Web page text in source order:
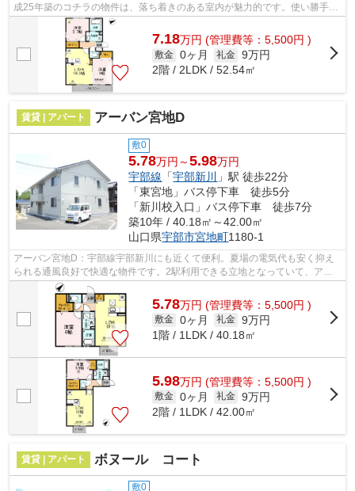
成25年築のコチラの物件は、落ち着きのある室内が魅力的です。使い勝手の
良いアパートでイチオシの物件です。で...
7.18万円 (管理費等：5,500円 )
敷金 0ヶ月 礼金 9万円
2階 / 2LDK / 52.54㎡
賃貸 | アパート アーバン宮地D
敷0
5.78万円～5.98万円
宇部線 「宇部新川
」駅 徒歩22分
「東宮地」バス停下車 徒歩5分
「新川校入口」バス停下車 徒歩7分
築10年 / 40.18㎡～42.00㎡
山口県宇部市宮地町1180-1
アーバン宮地D：宇部線宇部新川にも近くて便利。夏場の電気代も安く抑え
られる通風良好で快適な物件です。2駅利用できる立地となっていて、アク
セスが良いです。平成28年築で多くの方...
5.78万円 (管理費等：5,500円 )
敷金 0ヶ月 礼金 9万円
1階 / 1LDK / 40.18㎡
5.98万円 (管理費等：5,500円 )
敷金 0ヶ月 礼金 9万円
2階 / 1LDK / 42.00㎡
賃貸 | アパート ボヌール コート
敷0